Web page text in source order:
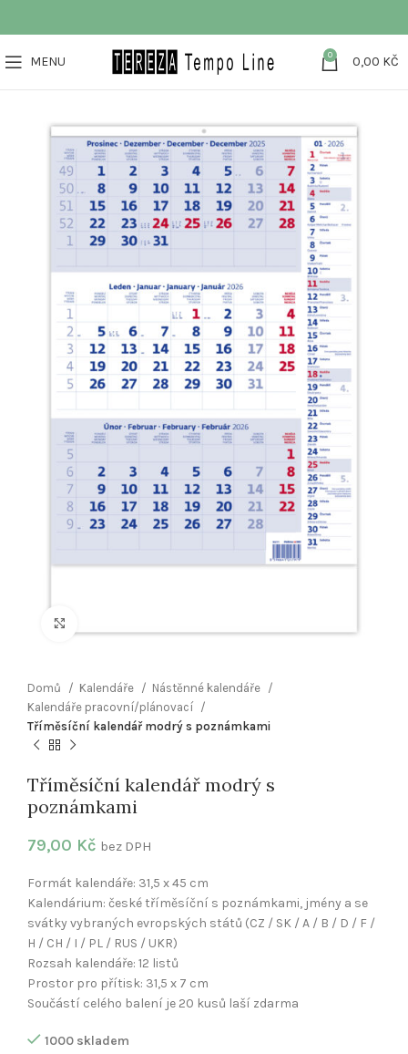
MENU 0 0,00 KČ
Domů Kalendáře
Nástěnné kalendáře
Kalendáře pracovní/plánovací
Tříměsíční kalendář modrý s poznámkami
Tříměsíční kalendář modrý s
poznámkami
79,00 Kč bez DPH
Formát kalendáře: 31,5 x 45 cm
Kalendárium: české tříměsíční s poznámkami, jmény a se
svátky vybraných evropských států (CZ / SK / A / B / D / F /
H / CH / I / PL / RUS / UKR)
Rozsah kalendáře: 12 listů
Prostor pro přítisk: 31,5 x 7 cm
Součástí celého balení je 20 kusů laší zdarma
1000 skladem